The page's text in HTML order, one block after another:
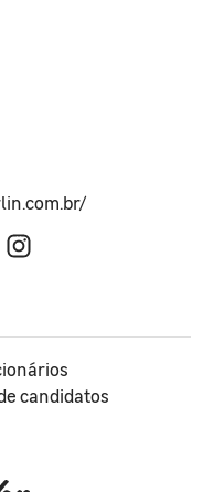
candidatos